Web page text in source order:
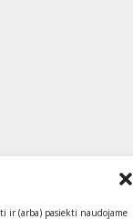
ir (arba) pasiekti naudojame